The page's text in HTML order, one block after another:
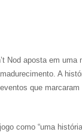
Nod aposta em uma
A
que marcaram
como “uma